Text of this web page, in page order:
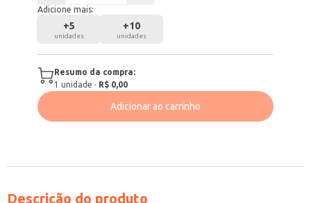
Adicione mais:
+5
unidades
+10
unidades
Resumo da compra:
1 unidade · R$ 0,00
Adicionar ao carrinho
Descrição do produto